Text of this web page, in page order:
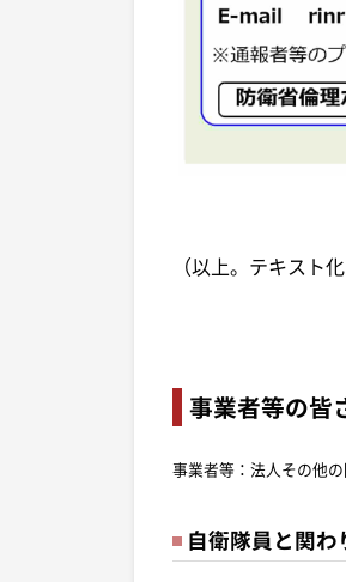
（以上。テキスト
事業者等の皆
事業者等：法人その他
自衛隊員と関